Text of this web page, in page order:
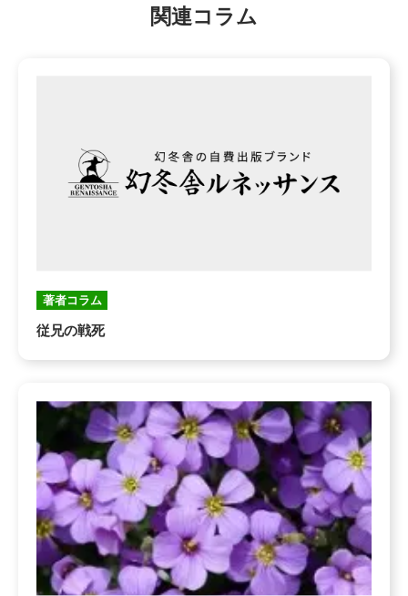
関連コラム
著者コラム
従兄の戦死